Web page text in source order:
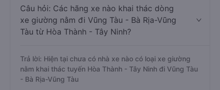
Câu hỏi: Các hãng xe nào khai thác dòng
xe giường nằm đi Vũng Tàu - Bà Rịa-Vũng
Tàu từ Hòa Thành - Tây Ninh?
Trả lời: Hiện tại chưa có nhà xe nào có loại xe giường
nằm khai thác tuyến Hòa Thành - Tây Ninh đi Vũng Tàu
- Bà Rịa-Vũng Tàu